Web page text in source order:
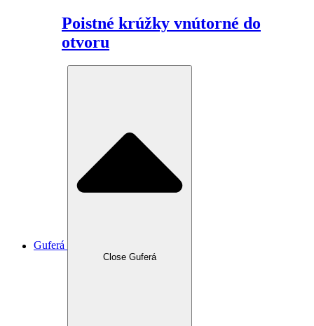
Poistné krúžky vnútorné do
otvoru
Guferá
Close Guferá